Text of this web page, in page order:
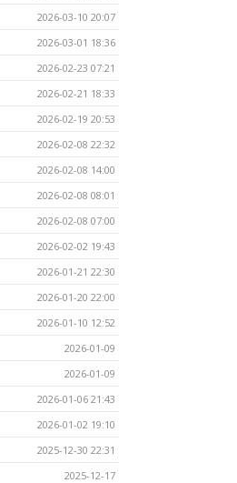
2026-03-10 20:07
2026-03-01 18:36
2026-02-23 07:21
2026-02-21 18:33
2026-02-19 20:53
2026-02-08 22:32
2026-02-08 14:00
2026-02-08 08:01
2026-02-08 07:00
2026-02-02 19:43
2026-01-21 22:30
2026-01-20 22:00
2026-01-10 12:52
2026-01-09
2026-01-09
2026-01-06 21:43
2026-01-02 19:10
2025-12-30 22:31
2025-12-17